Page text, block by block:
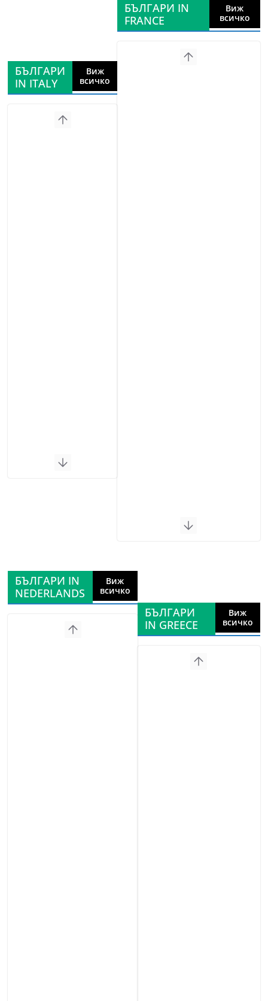
БЪЛГАРИ
IN ITALY
Виж
всичко
БЪЛГАРИ IN
FRANCE
Виж
всичко
БЪЛГАРИ IN
NEDERLANDS
Виж
всичко
БЪЛГАРИ
IN GREECE
Виж
всичко